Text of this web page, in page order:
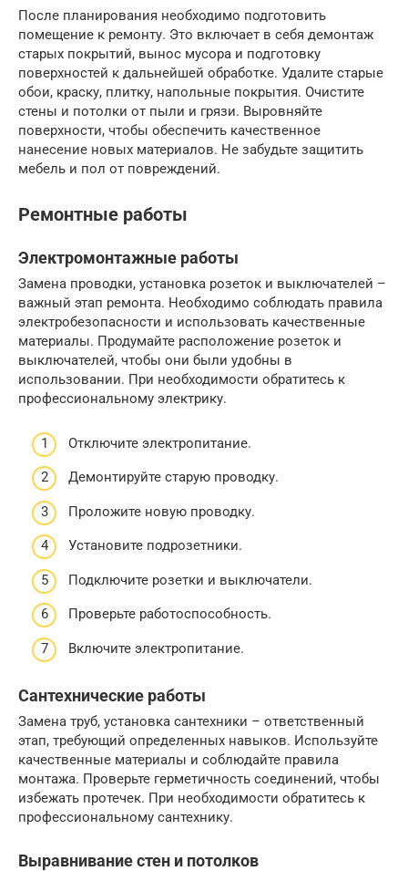
После планирования необходимо подготовить
помещение к ремонту. Это включает в себя демонтаж
старых покрытий, вынос мусора и подготовку
поверхностей к дальнейшей обработке. Удалите старые
обои, краску, плитку, напольные покрытия. Очистите
стены и потолки от пыли и грязи. Выровняйте
поверхности, чтобы обеспечить качественное
нанесение новых материалов. Не забудьте защитить
мебель и пол от повреждений.
Ремонтные работы
Электромонтажные работы
Замена проводки, установка розеток и выключателей –
важный этап ремонта. Необходимо соблюдать правила
электробезопасности и использовать качественные
материалы. Продумайте расположение розеток и
выключателей, чтобы они были удобны в
использовании. При необходимости обратитесь к
профессиональному электрику.
Отключите электропитание.
Демонтируйте старую проводку.
Проложите новую проводку.
Установите подрозетники.
Подключите розетки и выключатели.
Проверьте работоспособность.
Включите электропитание.
Сантехнические работы
Замена труб, установка сантехники – ответственный
этап, требующий определенных навыков. Используйте
качественные материалы и соблюдайте правила
монтажа. Проверьте герметичность соединений, чтобы
избежать протечек. При необходимости обратитесь к
профессиональному сантехнику.
Выравнивание стен и потолков